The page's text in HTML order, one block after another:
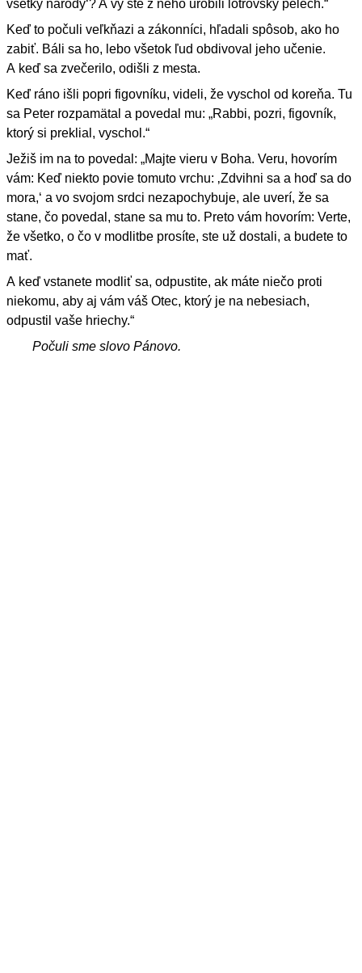
všetky národy‘? A vy ste z neho urobili lotrovský pelech.“
Keď to počuli veľkňazi a zákonníci, hľadali spôsob, ako ho
zabiť. Báli sa ho, lebo všetok ľud obdivoval jeho učenie.
A keď sa zvečerilo, odišli z mesta.
Keď ráno išli popri figovníku, videli, že vyschol od koreňa. Tu
sa Peter rozpamätal a povedal mu: „Rabbi, pozri, figovník,
ktorý si preklial, vyschol.“
Ježiš im na to povedal: „Majte vieru v Boha. Veru, hovorím
vám: Keď niekto povie tomuto vrchu: ‚Zdvihni sa a hoď sa do
mora,‘ a vo svojom srdci nezapochybuje, ale uverí, že sa
stane, čo povedal, stane sa mu to. Preto vám hovorím: Verte,
že všetko, o čo v modlitbe prosíte, ste už dostali, a budete to
mať.
A keď vstanete modliť sa, odpustite, ak máte niečo proti
niekomu, aby aj vám váš Otec, ktorý je na nebesiach,
odpustil vaše hriechy.“
Počuli sme slovo Pánovo.